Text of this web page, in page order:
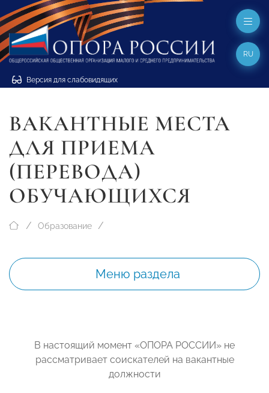
Версия для слабовидящих
RU
ВАКАНТНЫЕ МЕСТА
ДЛЯ ПРИЕМА
(ПЕРЕВОДА)
ОБУЧАЮЩИХСЯ
Образование
Меню раздела
В настоящий момент «ОПОРА РОССИИ» не
рассматривает соискателей на вакантные
должности